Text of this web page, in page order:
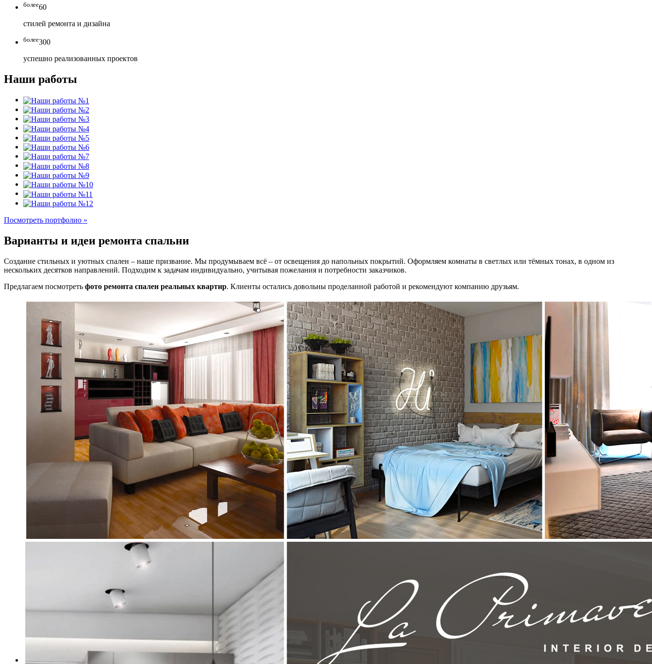
более60
стилей ремонта и дизайна
более300
успешно реализованных проектов
Наши работы
Посмотреть портфолио »
Варианты и идеи ремонта спальни
Создание стильных и уютных спален – наше призвание. Мы продумываем всё – от освещения до напольных покрытий. Оформляем комнаты в светлых или тёмных тонах, в одном из
нескольких десятков направлений. Подходим к задачам индивидуально, учитывая пожелания и потребности заказчиков.
Предлагаем посмотреть фото ремонта спален реальных квартир. Клиенты остались довольны проделанной работой и рекомендуют компанию друзьям.
Обратный звонок
Мы ничего не навязываем, лишь отвечаем на ваши вопросы